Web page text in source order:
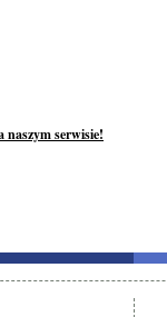
naszym serwisie!